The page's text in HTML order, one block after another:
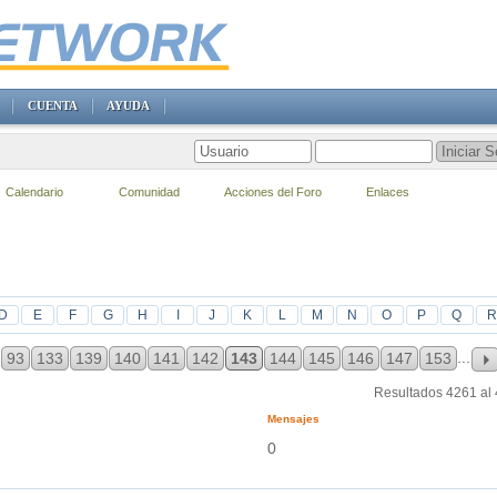
D E F G H J K L M N O P Q R
93 133 139 140 141 142 143 144 145 146 147 153
Resultados 4261 al
Mensajes
0
CUENTA AYUDA
Calendario Comunidad Acciones del Foro Enlaces